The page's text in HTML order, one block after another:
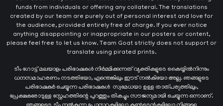
funds from individuals or offering any collateral. The translations
created by our team are purely out of personal interest and love for
the audience, provided entirely free of charge. If you ever notice
anything disappointing or inappropriate in our posters or content,
please feel free to let us know. Team Goat strictly does not support or
translate using pirated prints.
ടീം ഗോട്ട് മലയാളം പരിഭാഷകൾ നിർമ്മിക്കുന്നത് വ്യക്തികളുടെ കൈയ്യില്‍നിന്നും
ധനസമാഹരണം നടത്തിയോ, എന്തെങ്കിലും ഈട് നൽകിയോ അല്ല. ഞങ്ങളുടെ
പരിഭാഷകർ ചെയ്യുന്ന പരിഭാഷകള്‍ സ്വമേധയാ ഉള്ള താത്പര്യത്തിലും,
പ്രേക്ഷകരോടുള്ള സ്നേഹത്തിന്റെ പുറത്തും തികച്ചും സൗജന്യമായി ചെയ്യുന്ന ഒന്നാണ്.